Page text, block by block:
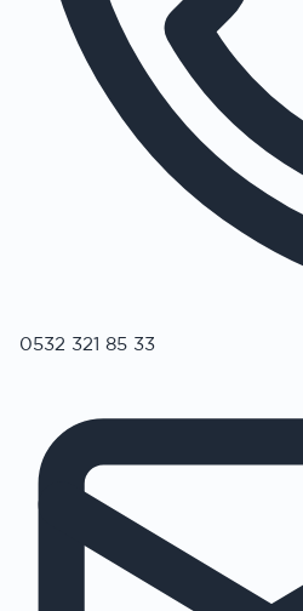
0532 321 85 33